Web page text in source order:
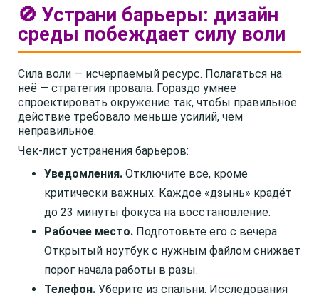
🚫 Устрани барьеры: дизайн
среды побеждает силу воли
Сила воли — исчерпаемый ресурс. Полагаться на
неё — стратегия провала. Гораздо умнее
спроектировать окружение так, чтобы правильное
действие требовало меньше усилий, чем
неправильное.
Чек-лист устранения барьеров:
Уведомления. Отключите все, кроме
критически важных. Каждое «дзынь» крадёт
до 23 минуты фокуса на восстановление.
Рабочее место. Подготовьте его с вечера.
Открытый ноутбук с нужным файлом снижает
порог начала работы в разы.
Телефон. Уберите из спальни. Исследования